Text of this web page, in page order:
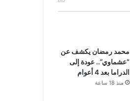
محمد رمضان يكشف عن
“عشماوي”.. عودة إلى
الدراما بعد 4 أعوام
منذ 18 ساعة